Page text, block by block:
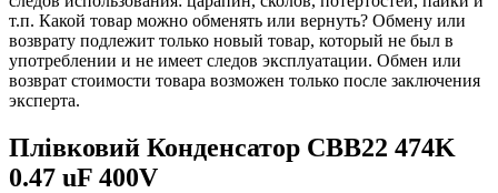
т.п. Какой товар можно обменять или вернуть? Обмену или
возврату подлежит только новый товар, который не был в
употреблении и не имеет следов эксплуатации. Обмен или
возврат стоимости товара возможен только после заключения
эксперта.
Плівковий Конденсатор CBB22 474K
0.47 uF 400V